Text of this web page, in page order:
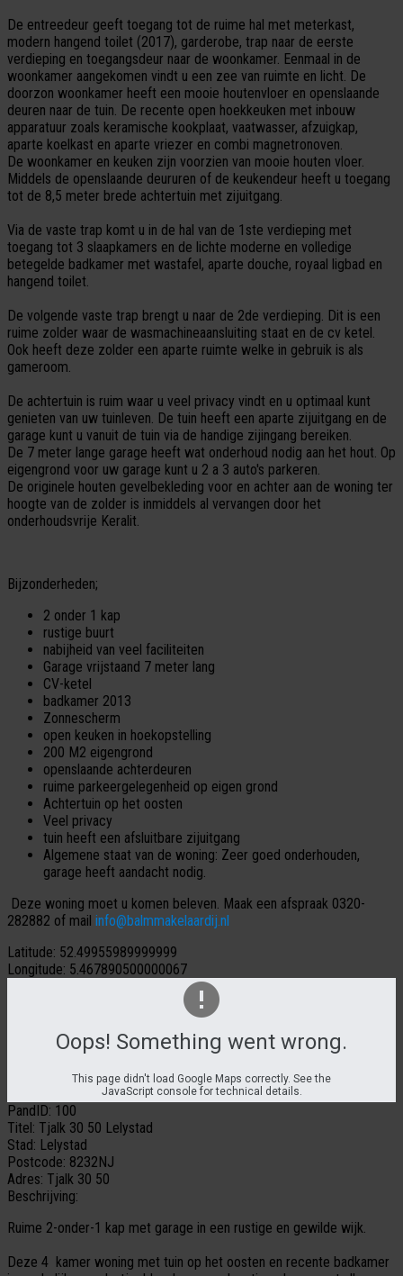
De entreedeur geeft toegang tot de ruime hal met meterkast,
modern hangend toilet (2017), garderobe, trap naar de eerste
verdieping en toegangsdeur naar de woonkamer. Eenmaal in de
woonkamer aangekomen vindt u een zee van ruimte en licht. De
doorzon woonkamer heeft een mooie houtenvloer en openslaande
deuren naar de tuin. De recente open hoekkeuken met inbouw
apparatuur zoals keramische kookplaat, vaatwasser, afzuigkap,
aparte koelkast en aparte vriezer en combi magnetronoven.
De woonkamer en keuken zijn voorzien van mooie houten vloer.
Middels de openslaande deururen of de keukendeur heeft u toegang
tot de 8,5 meter brede achtertuin met zijuitgang.
Via de vaste trap komt u in de hal van de 1ste verdieping met
toegang tot 3 slaapkamers en de lichte moderne en volledige
betegelde badkamer met wastafel, aparte douche, royaal ligbad en
hangend toilet.
De volgende vaste trap brengt u naar de 2de verdieping. Dit is een
ruime zolder waar de wasmachineaansluiting staat en de cv ketel.
Ook heeft deze zolder een aparte ruimte welke in gebruik is als
gameroom.
De achtertuin is ruim waar u veel privacy vindt en u optimaal kunt
genieten van uw tuinleven. De tuin heeft een aparte zijuitgang en de
garage kunt u vanuit de tuin via de handige zijingang bereiken.
De 7 meter lange garage heeft wat onderhoud nodig aan het hout. Op
eigengrond voor uw garage kunt u 2 a 3 auto's parkeren.
De originele houten gevelbekleding voor en achter aan de woning ter
hoogte van de zolder is inmiddels al vervangen door het
onderhoudsvrije Keralit.
Bijzonderheden;
2 onder 1 kap
rustige buurt
nabijheid van veel faciliteiten
Garage vrijstaand 7 meter lang
CV-ketel
badkamer 2013
Zonnescherm
open keuken in hoekopstelling
200 M2 eigengrond
openslaande achterdeuren
ruime parkeergelegenheid op eigen grond
Achtertuin op het oosten
Veel privacy
tuin heeft een afsluitbare zijuitgang
Algemene staat van de woning: Zeer goed onderhouden,
garage heeft aandacht nodig.
Deze woning moet u komen beleven. Maak een afspraak 0320-
282882 of mail info@balmmakelaardij.nl
Latitude: 52.49955989999999
Longitude: 5.467890500000067
Oops! Something went wrong.
This page didn't load Google Maps correctly. See the
JavaScript console for technical details.
PandID: 100
Titel: Tjalk 30 50 Lelystad
Stad: Lelystad
Postcode: 8232NJ
Adres: Tjalk 30 50
Beschrijving:
Ruime 2-onder-1 kap met garage in een rustige en gewilde wijk.
Deze 4 kamer woning met tuin op het oosten en recente badkamer